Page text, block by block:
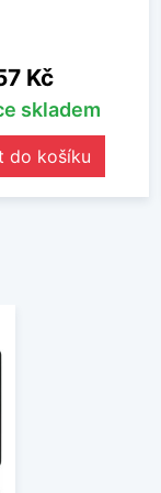
Kč
skladem
do košíku